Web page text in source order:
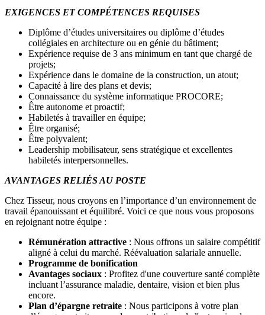
EXIGENCES ET COMPÉTENCES REQUISES
Diplôme d’études universitaires ou diplôme d’études
collégiales en architecture ou en génie du bâtiment;
Expérience requise de 3 ans minimum en tant que chargé de
projets;
Expérience dans le domaine de la construction, un atout;
Capacité à lire des plans et devis;
Connaissance du système informatique PROCORE;
Être autonome et proactif;
Habiletés à travailler en équipe;
Être organisé;
Être polyvalent;
Leadership mobilisateur, sens stratégique et excellentes
habiletés interpersonnelles.
AVANTAGES RELIÉS AU POSTE
Chez Tisseur, nous croyons en l’importance d’un environnement de
travail épanouissant et équilibré. Voici ce que nous vous proposons
en rejoignant notre équipe :
Rémunération attractive : Nous offrons un salaire compétitif
aligné à celui du marché. Réévaluation salariale annuelle.
Programme de bonification
Avantages sociaux : Profitez d'une couverture santé complète
incluant l’assurance maladie, dentaire, vision et bien plus
encore.
Plan d’épargne retraite : Nous participons à votre plan